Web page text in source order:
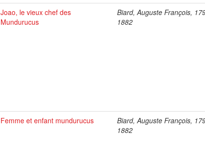
Joao, le vieux chef des
Mundurucus
Biard, Auguste François,
1882
Femme et enfant mundurucus
Biard, Auguste François,
1882